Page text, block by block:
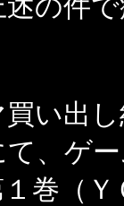
の件
い出し
、ゲ
１巻（